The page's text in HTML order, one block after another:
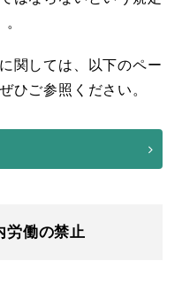
関しては、以下のペー
ひご参照ください。
労働の禁止